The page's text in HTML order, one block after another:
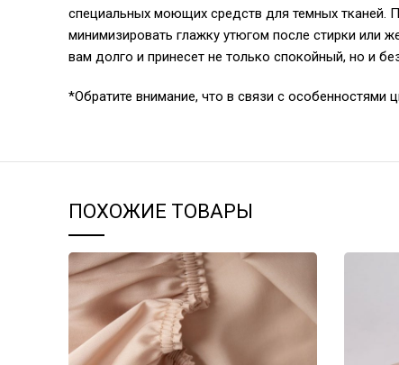
специальных моющих средств для темных тканей.
минимизировать глажку утюгом после стирки или
вам долго и принесет не только спокойный, но и
*Обратите внимание, что в связи с особенностями
ПОХОЖИЕ ТОВАРЫ